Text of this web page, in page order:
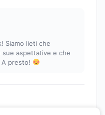
Siamo lieti che
aspettative e che
A presto!